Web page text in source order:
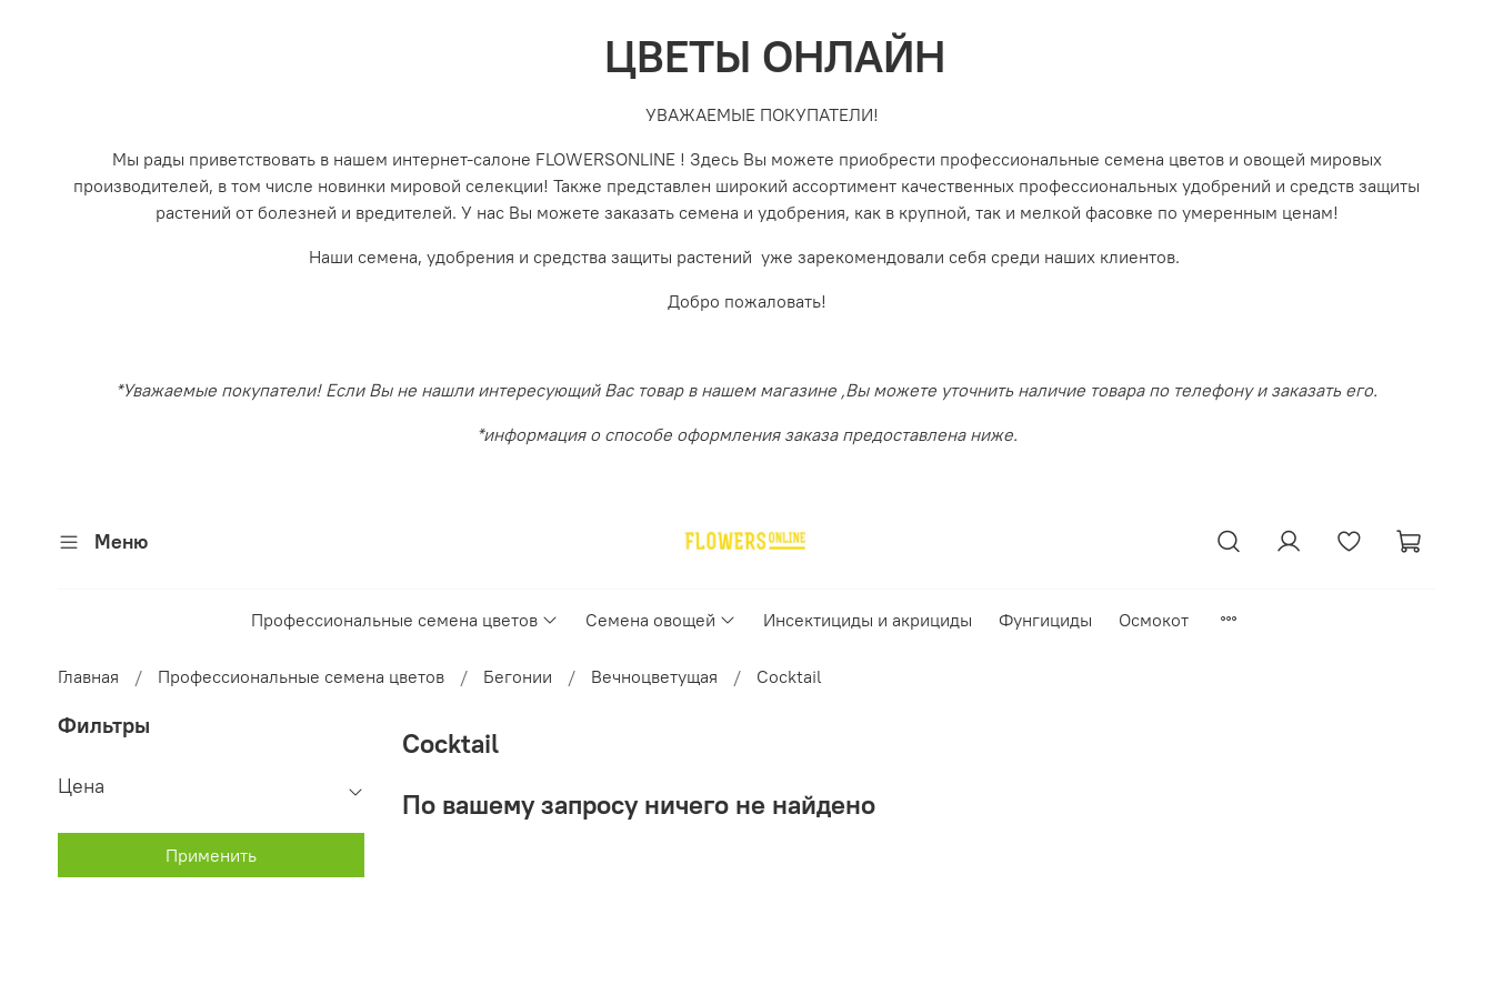
ЦВЕТЫ ОНЛАЙН
УВАЖАЕМЫЕ ПОКУПАТЕЛИ!
Мы рады приветствовать в нашем интернет-салоне FLOWERSONLINE ! Здесь Вы можете приобрести профессиональные семена цветов и овощей мировых
производителей, в том числе новинки мировой селекции! Также представлен широкий ассортимент качественных профессиональных удобрений и средств защиты
растений от болезней и вредителей. У нас Вы можете заказать семена и удобрения, как в крупной, так и мелкой фасовке по умеренным ценам!
Наши семена, удобрения и средства защиты растений уже зарекомендовали себя среди наших клиентов.
Добро пожаловать!
*Уважаемые покупатели! Если Вы не нашли интересующий Вас товар в нашем магазине ,Вы можете уточнить наличие товара по телефону и заказать его.
*информация о способе оформления заказа предоставлена ниже.
Меню
Профессиональные семена цветов Семена овощей Инсектициды и акрициды Фунгициды Осмокот
Главная Профессиональные семена цветов Бегонии Вечноцветущая Cocktail
Cocktail
По вашему запросу ничего не найдено
Фильтры
Цена
Применить